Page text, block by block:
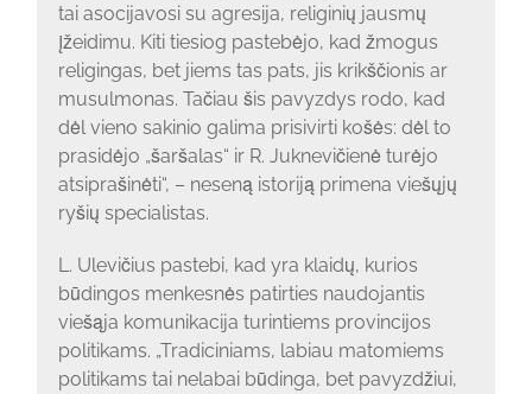
tai asocijavosi su agresija, religinių jausmų
įžeidimu. Kiti tiesiog pastebėjo, kad žmogus
religingas, bet jiems tas pats, jis krikščionis ar
musulmonas. Tačiau šis pavyzdys rodo, kad
dėl vieno sakinio galima prisivirti košės: dėl to
prasidėjo „šaršalas“ ir R. Juknevičienė turėjo
atsiprašinėti“, – neseną istoriją primena viešųjų
ryšių specialistas.
L. Ulevičius pastebi, kad yra klaidų, kurios
būdingos menkesnės patirties naudojantis
viešąja komunikacija turintiems provincijos
politikams. „Tradiciniams, labiau matomiems
politikams tai nelabai būdinga, bet pavyzdžiui,